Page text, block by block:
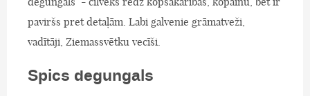
paviršs pret detaļām. Labi galvenie grāmatveži,
vadītāji, Ziemassvētku vecīši.
Spics degungals